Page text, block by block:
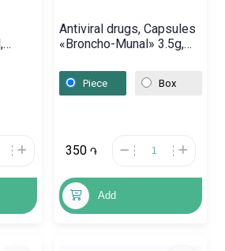
Antiviral drugs, Capsules
«Broncho-Munal» 3.5g,
Piece Box
350 ֏
Add